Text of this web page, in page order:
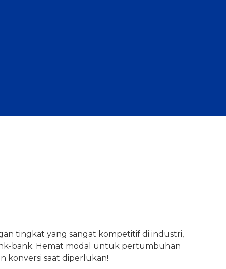
tingkat yang sangat kompetitif di industri,
bank. Hemat modal untuk pertumbuhan
konversi saat diperlukan!